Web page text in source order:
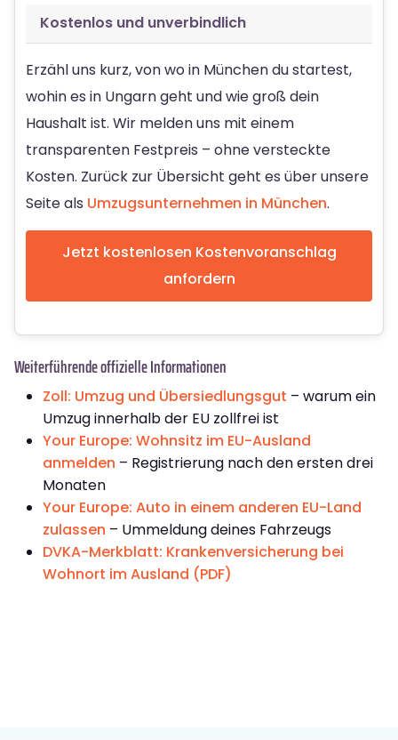
Kostenlos und unverbindlich
Erzähl uns kurz, von wo in München du startest,
wohin es in Ungarn geht und wie groß dein
Haushalt ist. Wir melden uns mit einem
transparenten Festpreis – ohne versteckte
Kosten. Zurück zur Übersicht geht es über unsere
Seite als Umzugsunternehmen in München.
Jetzt kostenlosen Kostenvoranschlag
anfordern
Weiterführende offizielle Informationen
Zoll: Umzug und Übersiedlungsgut – warum ein
Umzug innerhalb der EU zollfrei ist
Your Europe: Wohnsitz im EU-Ausland
anmelden – Registrierung nach den ersten drei
Monaten
Your Europe: Auto in einem anderen EU-Land
zulassen – Ummeldung deines Fahrzeugs
DVKA-Merkblatt: Krankenversicherung bei
Wohnort im Ausland (PDF)